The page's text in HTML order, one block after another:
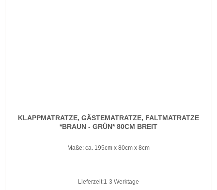
KLAPPMATRATZE, GÄSTEMATRATZE, FALTMATRATZE
*BRAUN - GRÜN* 80CM BREIT
Maße: ca. 195cm x 80cm x 8cm
Lieferzeit:1-3 Werktage